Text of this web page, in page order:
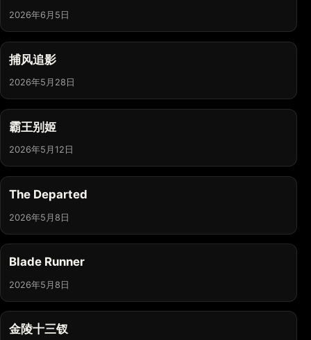
2026年6月5日
捕风追影
2026年5月28日
霸王别姬
2026年5月12日
The Departed
2026年5月8日
Blade Runner
2026年5月8日
金陵十三钗